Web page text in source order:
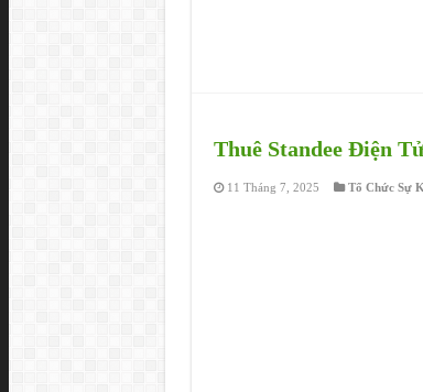
Thuê Standee Điện
11 Tháng 7, 2025 Tổ Chức Sự